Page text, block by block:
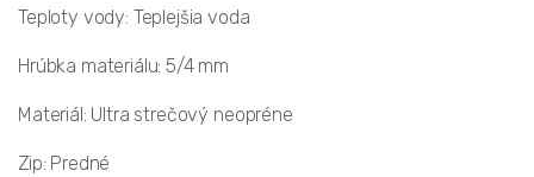
Teploty vody: Teplejšia voda
Hrúbka materiálu: 5/4 mm
Materiál: Ultra strečový neopréne
Zip: Predné